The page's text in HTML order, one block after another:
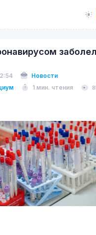
Новости
1 мин. чтения